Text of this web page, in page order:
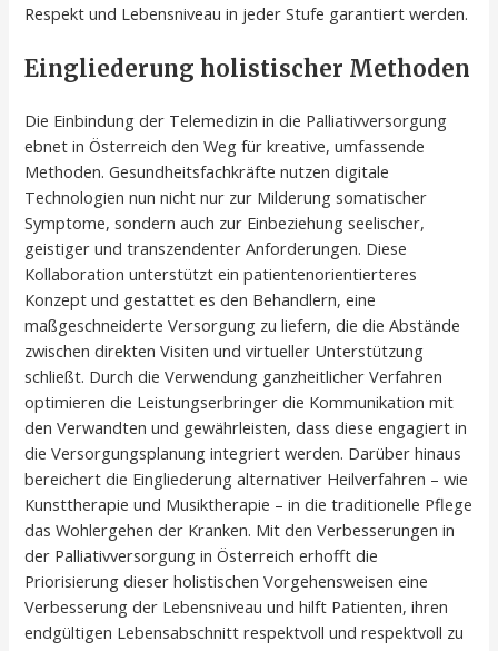
Respekt und Lebensniveau in jeder Stufe garantiert werden.
Eingliederung holistischer Methoden
Die Einbindung der Telemedizin in die Palliativversorgung
ebnet in Österreich den Weg für kreative, umfassende
Methoden. Gesundheitsfachkräfte nutzen digitale
Technologien nun nicht nur zur Milderung somatischer
Symptome, sondern auch zur Einbeziehung seelischer,
geistiger und transzendenter Anforderungen. Diese
Kollaboration unterstützt ein patientenorientierteres
Konzept und gestattet es den Behandlern, eine
maßgeschneiderte Versorgung zu liefern, die die Abstände
zwischen direkten Visiten und virtueller Unterstützung
schließt. Durch die Verwendung ganzheitlicher Verfahren
optimieren die Leistungserbringer die Kommunikation mit
den Verwandten und gewährleisten, dass diese engagiert in
die Versorgungsplanung integriert werden. Darüber hinaus
bereichert die Eingliederung alternativer Heilverfahren – wie
Kunsttherapie und Musiktherapie – in die traditionelle Pflege
das Wohlergehen der Kranken. Mit den Verbesserungen in
der Palliativversorgung in Österreich erhofft die
Priorisierung dieser holistischen Vorgehensweisen eine
Verbesserung der Lebensniveau und hilft Patienten, ihren
endgültigen Lebensabschnitt respektvoll und respektvoll zu